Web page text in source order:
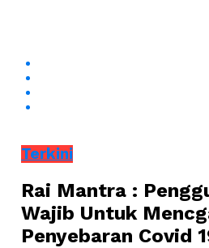
Terkini
Rai Mantra :
Wajib Untuk
Penyebaran Covid